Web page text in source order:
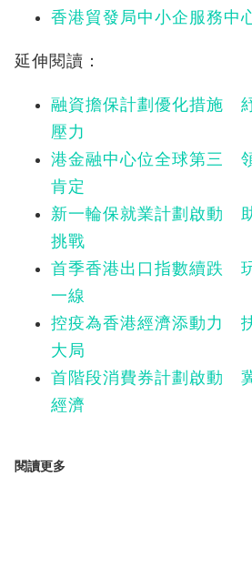
香港貿發局中小企服務中
延伸閱讀：
融資擔保計劃優化措施
壓力
港金融中心位全球第三
肯定
新一輪保就業計劃啟動
挑戰
首季香港出口指數續跌
一線
控疫為香港經濟添動力
大局
首階段消費券計劃啟動
經濟
閱讀更多